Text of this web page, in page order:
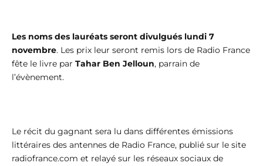
Les noms des lauréats seront divulgués lundi 7
novembre. Les prix leur seront remis lors de Radio France
fête le livre par Tahar Ben Jelloun, parrain de
l’évènement.
Le récit du gagnant sera lu dans différentes émissions
littéraires des antennes de Radio France, publié sur le site
radiofrance.com et relayé sur les réseaux sociaux de